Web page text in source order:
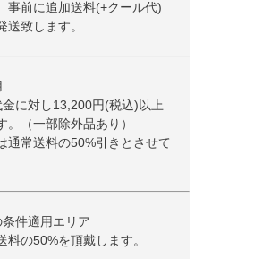
事前に追加送料(+クール代)
致します。
に対し13,200円(税込)以上
（一部除外品あり）
通常送料の50%引きとさせて
件適用エリア
の50%を頂戴します。